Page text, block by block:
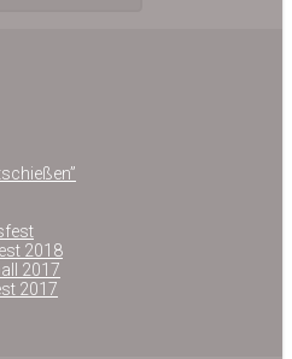
2018
2017
2017